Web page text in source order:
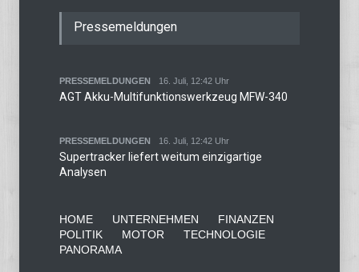
Pressemeldungen
PRESSEMELDUNGEN 16. Juli, 12:42 Uhr
AGT Akku-Multifunktionswerkzeug MFW-340
PRESSEMELDUNGEN 16. Juli, 12:42 Uhr
Supertracker liefert weitum einzigartige
Analysen
HOME UNTERNEHMEN
FINANZEN
POLITIK
MOTOR
TECHNOLOGIE
PANORAMA